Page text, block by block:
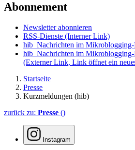
Abonnement
Newsletter abonnieren
RSS-Dienste (Interner Link)
hib_Nachrichten im
hib_Nachrichten im
(Externer Link, Link öffnet ein
Startseite
Presse
Kurzmeldungen (hib)
zurück zu: Presse ()
Instagram